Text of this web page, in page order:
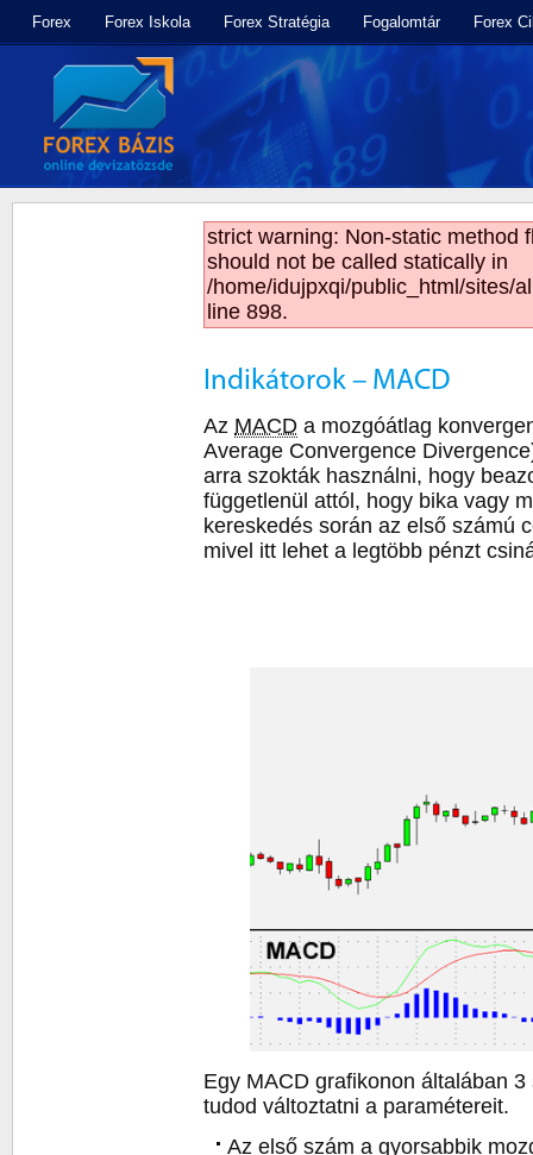
Forex Forex Iskola Forex Stratégia Fogalomtár Forex
strict warning: Non-static method
should not be called statically in
/home/idujpxqi/public_html/sites/
line 898.
Indikátorok – MACD
Az MACD a mozgóátlag
Average Convergence
arra szokták használni, hogy
függetlenül attól, hogy bika vagy
kereskedés során az első számú
mivel itt lehet a legtöbb pénzt
Egy MACD grafikonon általában
tudod változtatni a paramétereit.
Az első szám a gyorsabbik